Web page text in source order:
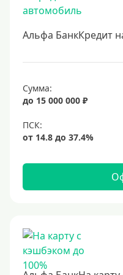
Для бюджетников и
Для зарплатных
Без прописки
Без стажа работы
Пенсионерам
До 75 лет
До 85 лет
Студентам
С 18 лет
Альфа БанкКредит
Сумма:
до 15 000 000 ₽